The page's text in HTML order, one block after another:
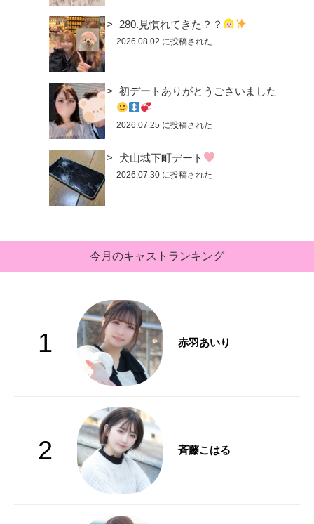
280.見慣れてきた？？
2026.08.02 に投稿された
初デートありがとうごさいました
2026.07.25 に投稿された
犬山城下町デート
2026.07.30 に投稿された
今月のキャストランキング
1 赤羽あいり
2 斉藤こはる